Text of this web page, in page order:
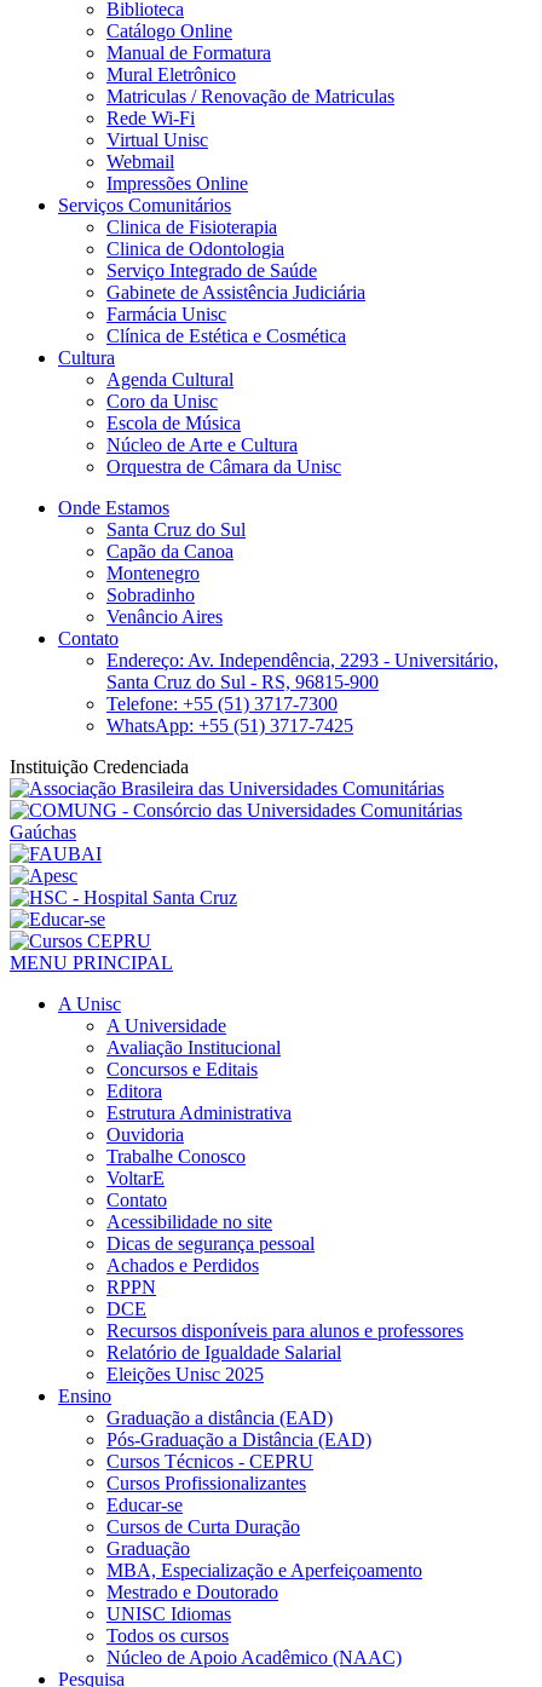
Biblioteca
Catálogo Online
Manual de Formatura
Mural Eletrônico
Matriculas / Renovação de Matriculas
Rede Wi-Fi
Virtual Unisc
Webmail
Impressões Online
Serviços Comunitários
Clinica de Fisioterapia
Clinica de Odontologia
Serviço Integrado de Saúde
Gabinete de Assistência Judiciária
Farmácia Unisc
Clínica de Estética e Cosmética
Cultura
Agenda Cultural
Coro da Unisc
Escola de Música
Núcleo de Arte e Cultura
Orquestra de Câmara da Unisc
Onde Estamos
Santa Cruz do Sul
Capão da Canoa
Montenegro
Sobradinho
Venâncio Aires
Contato
Endereço: Av. Independência, 2293 - Universitário,
Santa Cruz do Sul - RS, 96815-900
Telefone: +55 (51) 3717-7300
WhatsApp: +55 (51) 3717-7425
Instituição Credenciada
MENU PRINCIPAL
A Unisc
A Universidade
Avaliação Institucional
Concursos e Editais
Editora
Estrutura Administrativa
Ouvidoria
Trabalhe Conosco
VoltarE
Contato
Acessibilidade no site
Dicas de segurança pessoal
Achados e Perdidos
RPPN
DCE
Recursos disponíveis para alunos e professores
Relatório de Igualdade Salarial
Eleições Unisc 2025
Ensino
Graduação a distância (EAD)
Pós-Graduação a Distância (EAD)
Cursos Técnicos - CEPRU
Cursos Profissionalizantes
Educar-se
Cursos de Curta Duração
Graduação
MBA, Especialização e Aperfeiçoamento
Mestrado e Doutorado
UNISC Idiomas
Todos os cursos
Núcleo de Apoio Acadêmico (NAAC)
Pesquisa